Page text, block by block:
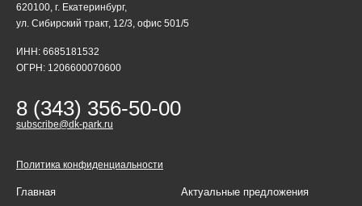
620100, г. Екатеринбург,
ул. Сибирский тракт, 12/3, офис 501/5
ИНН: 6685181532
ОГРН: 1206600070600
8 (343) 356-50-00
subscribe@dk-park.ru
Политика конфиденциальности
Главная Актуальные предложения